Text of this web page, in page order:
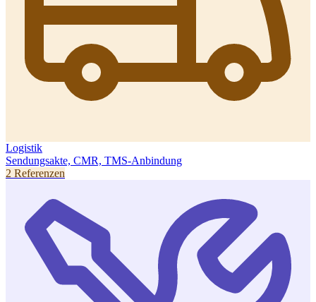
Logistik
Sendungsakte, CMR, TMS-Anbindung
2 Referenzen